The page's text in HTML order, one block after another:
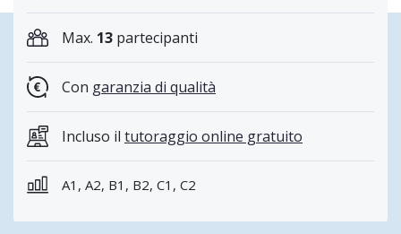
Max. 13 partecipanti
Con garanzia di qualità
Incluso il tutoraggio online gratuito
A1, A2, B1, B2, C1, C2